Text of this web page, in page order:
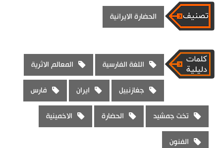
الحضارة الايرانية
اللغة الفارسية المعالم الاثرية
جغازنبيل ايران فارس
تخت جمشيد الحضارة الاخمينية
الفنون